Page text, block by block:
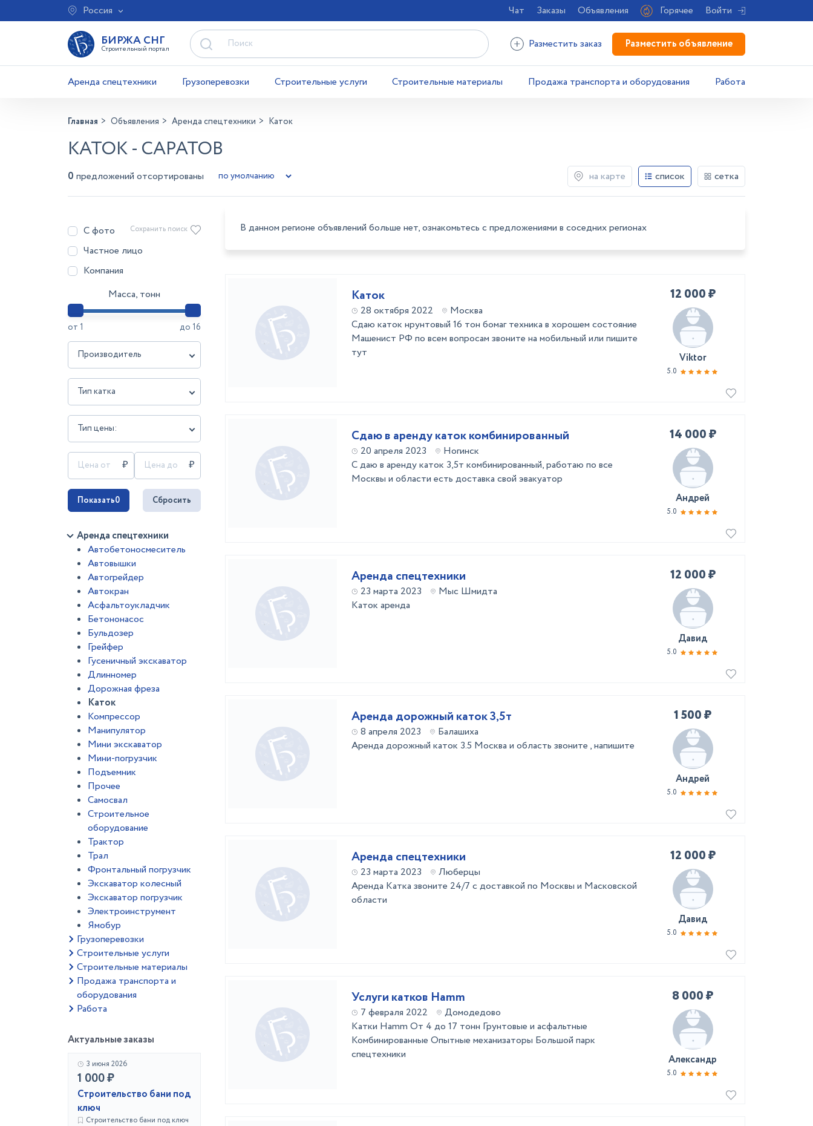
Россия Чат Заказы Объявления Горячее Войти
БИРЖА СНГ
Строительный портал Разместить заказ Разместить объявление
Аренда спецтехники Грузоперевозки Строительные услуги Строительные материалы Продажа транспорта и оборудования Работа
Главная Объявления Аренда спецтехники Каток
КАТОК - САРАТОВ
0 предложений отсортированы на карте список сетка
С фото
Частное лицо
Компания
Масса, тонн
от 1 до 16
Производитель
Тип катка
Тип цены:
Сохранить поиск
Показать0 Сбросить
Аренда спецтехники
Автобетоносмеситель
Автовышки
Автогрейдер
Автокран
Асфальтоукладчик
Бетононасос
Бульдозер
Грейфер
Гусеничный экскаватор
Длинномер
Дорожная фреза
Каток
Компрессор
Манипулятор
Мини экскаватор
Мини-погрузчик
Подъемник
Прочее
Самосвал
Строительное
оборудование
Трактор
Трал
Фронтальный погрузчик
Экскаватор колесный
Экскаватор погрузчик
Электроинструмент
Ямобур
Грузоперевозки
Строительные услуги
Строительные материалы
Продажа транспорта и
оборудования
Работа
Актуальные заказы
3 июня 2026
1 000 ₽
Строительство бани под
ключ
Строительство бани под ключ
В данном регионе объявлений больше нет, ознакомьтесь с предложениями в соседних регионах
Каток
28 октября 2022
Москва
Сдаю каток нрунтовый 16 тон бомаг техника в хорошем состояние
Машенист РФ по всем вопросам звоните на мобильный или пишите
тут
12 000 ₽
Viktor
5.0
Сдаю в аренду каток комбинированный
20 апреля 2023
Ногинск
С даю в аренду каток 3,5т комбинированный, работаю по все
Москвы и области есть доставка свой эвакуатор
14 000 ₽
Андрей
5.0
Аренда спецтехники
23 марта 2023
Мыс Шмидта
Каток аренда
12 000 ₽
Давид
5.0
Аренда дорожный каток 3,5т
8 апреля 2023
Балашиха
Аренда дорожный каток 3.5 Москва и область звоните , напишите
1 500 ₽
Андрей
5.0
Аренда спецтехники
23 марта 2023
Люберцы
Аренда Катка звоните 24/7 с доставкой по Москвы и Масковской
области
12 000 ₽
Давид
5.0
Услуги катков Hamm
7 февраля 2022
Домодедово
Катки Hamm От 4 до 17 тонн Грунтовые и асфальтные
Комбинированные Опытные механизаторы Большой парк
спецтехники
8 000 ₽
Александр
5.0